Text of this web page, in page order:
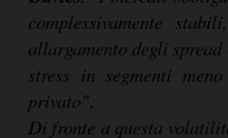
complessivamente
allargamento degli
stress in segmenti
privato".
Di fronte a questa